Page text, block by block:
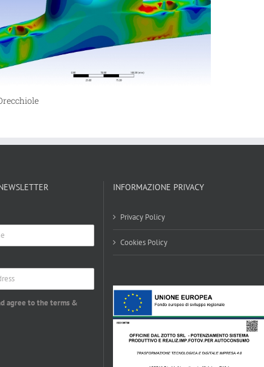
agree to the terms &
INFORMAZIONE PRIVACY
Privacy Policy
Cookies Policy